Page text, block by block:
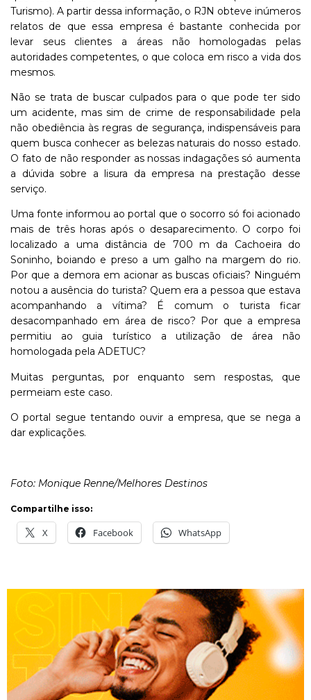
Turismo). A partir dessa informação, o RJN obteve inúmeros
relatos de que essa empresa é bastante conhecida por
levar seus clientes a áreas não homologadas pelas
autoridades competentes, o que coloca em risco a vida dos
mesmos.
Não se trata de buscar culpados para o que pode ter sido
um acidente, mas sim de crime de responsabilidade pela
não obediência às regras de segurança, indispensáveis para
quem busca conhecer as belezas naturais do nosso estado.
O fato de não responder as nossas indagações só aumenta
a dúvida sobre a lisura da empresa na prestação desse
serviço.
Uma fonte informou ao portal que o socorro só foi acionado
mais de três horas após o desaparecimento. O corpo foi
localizado a uma distância de 700 m da Cachoeira do
Soninho, boiando e preso a um galho na margem do rio.
Por que a demora em acionar as buscas oficiais? Ninguém
notou a ausência do turista? Quem era a pessoa que estava
acompanhando a vítima? É comum o turista ficar
desacompanhado em área de risco? Por que a empresa
permitiu ao guia turístico a utilização de área não
homologada pela ADETUC?
Muitas perguntas, por enquanto sem respostas, que
permeiam este caso.
O portal segue tentando ouvir a empresa, que se nega a
dar explicações.
Foto: Monique Renne/Melhores Destinos
Compartilhe isso:
X Facebook WhatsApp